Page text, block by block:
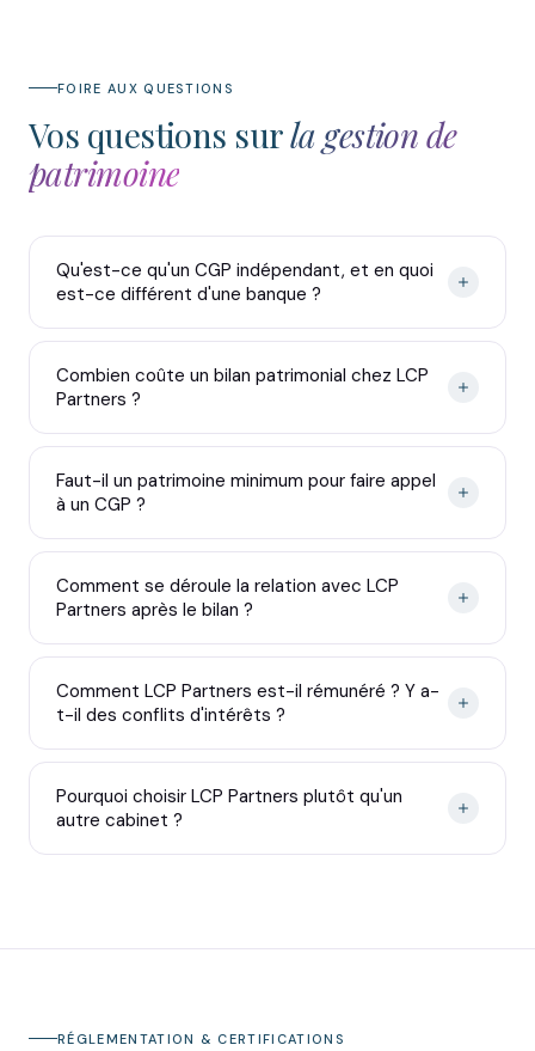
FOIRE AUX QUESTIONS
Vos questions surla gestion de
patrimoine
Qu'est-ce qu'un CGP indépendant, et en quoi
est-ce différent d'une banque ?
Combien coûte un bilan patrimonial chez LCP
Partners ?
Faut-il un patrimoine minimum pour faire appel
à un CGP ?
Comment se déroule la relation avec LCP
Partners après le bilan ?
Comment LCP Partners est-il rémunéré ? Y a-
t-il des conflits d'intérêts ?
Pourquoi choisir LCP Partners plutôt qu'un
autre cabinet ?
RÉGLEMENTATION & CERTIFICATIONS